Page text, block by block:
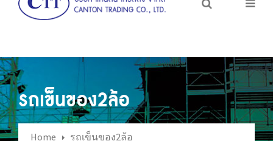
รถเข็นของ2ล้อ
Home รถเข็นของ2ล้อ